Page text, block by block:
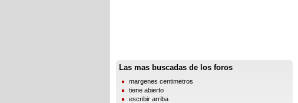
Las mas buscadas de los foros
margenes centimetros
tiene abierto
escribir arriba